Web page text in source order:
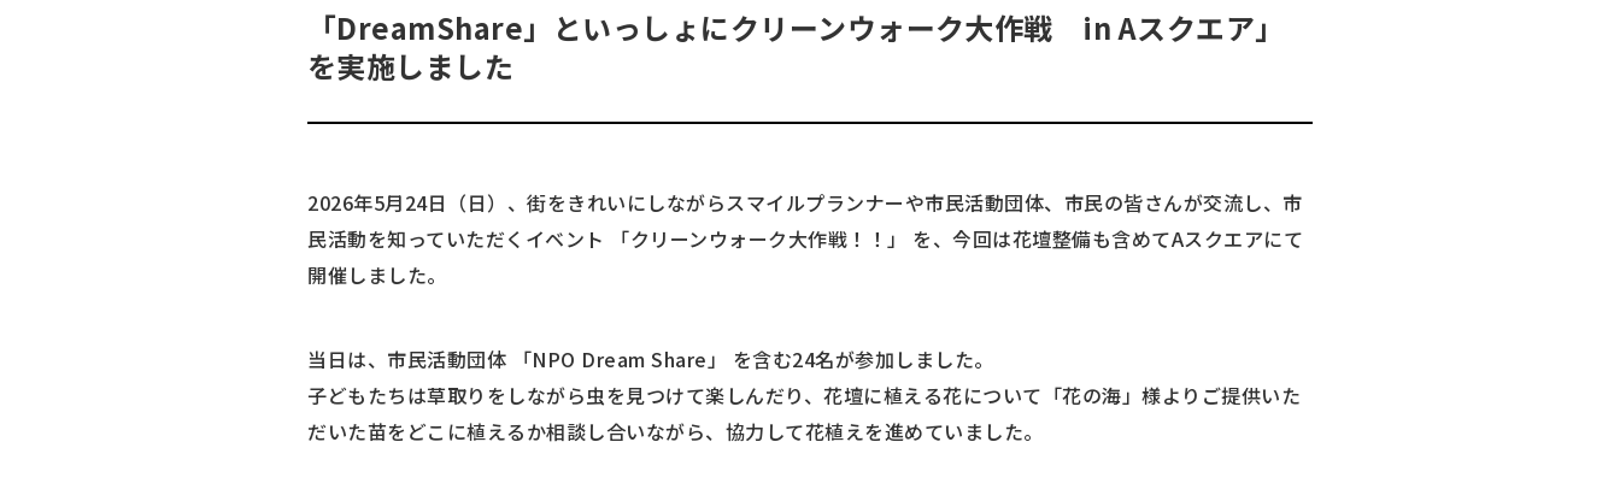
「DreamShare」といっしょにクリーンウォーク大作戦 in Aスクエア」
を実施しました
2026年5月24日（日）、街をきれいにしながらスマイルプランナーや市民活動団体、市民の皆さんが交流し、市
民活動を知っていただくイベント 「クリーンウォーク大作戦！！」 を、今回は花壇整備も含めてAスクエアにて
開催しました。
当日は、市民活動団体 「NPO Dream Share」 を含む24名が参加しました。
子どもたちは草取りをしながら虫を見つけて楽しんだり、花壇に植える花について「花の海」様よりご提供いた
だいた苗をどこに植えるか相談し合いながら、協力して花植えを進めていました。